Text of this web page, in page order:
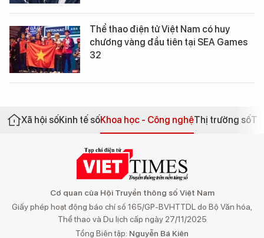
Thể thao điện tử Việt Nam có huy
chương vàng đầu tiên tại SEA Games
32
Xã hội sốKinh tế sốKhoa học - Công nghệThị trường số
Cơ quan của Hội Truyền thông số Việt Nam
Giấy phép hoạt động báo chí số 165/GP-BVHTTDL do Bộ Văn hóa,
Thể thao và Du lịch cấp ngày 27/11/2025
Tổng Biên tập: Nguyễn Bá Kiên